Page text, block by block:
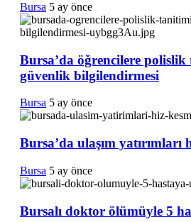
Bursa 5 ay önce
Bursa’da öğrencilere polislik
güvenlik bilgilendirmesi
Bursa 5 ay önce
Bursa’da ulaşım yatırımları
Bursa 5 ay önce
Bursalı doktor ölümüyle 5